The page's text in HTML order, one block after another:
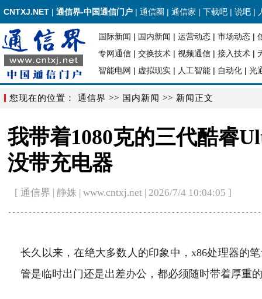
CNTXJ.NET | 通信界-中国通信门户 | 通信圈 | 通信家 | 下载吧 | 说吧 |
国际新闻 | 国内新闻 | 运营动态 | 市场动态 |
专网通信 | 交换技术 | 视频通信 | 接入技术 |
智能电网 | 虚拟现实 | 人工智能 | 自动化 | 光
您现在的位置： 通信界 >> 国内新闻 >> 新闻正文
我带着1080克的三代酷睿
没带充电器
[ 通信界 | 静姝 | www.cntxj.net | 2026/7/4 10:04:05 ]
长久以来，在绝大多数人的印象中，x86处理器的
管是临时出门还是出差办公，都必须随时带着厚重